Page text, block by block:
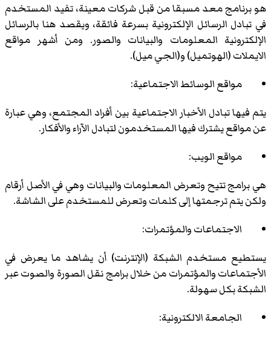
هو برنامج معد مسبقا من قبل شركات معينة، تفيد المستخدم
في تبادل الرسائل الإلكترونية بسرعة فائقة، ويقصد هنا بالرسائل
الإلكترونية المعلومات والبيانات والصور. ومن أشهر مواقع
الايملات (الهوتميل) و(الجي ميل).
مواقع الوسائط الاجتماعية:
يتم فيها تبادل الأخبار الاجتماعية بين أفراد المجتمع، وهي عبارة
عن مواقع يشترك فيها المستخدمون لتبادل الآراء والأفكار.
مواقع الويب:
هي برامج تتيح وتعرض المعلومات والبيانات وهي في الأصل أرقام
ولكن يتم ترجمتها إلى كلمات وتعرض للمستخدم على الشاشة.
الاجتماعات والمؤتمرات:
يستطيع مستخدم الشبكة (الإنترنت) أن يشاهد ما يعرض في
الأجتماعات والمؤتمرات من خلال برامج نقل الصورة والصوت عبر
الشبكة بكل سهولة.
الجامعة الالكترونية: